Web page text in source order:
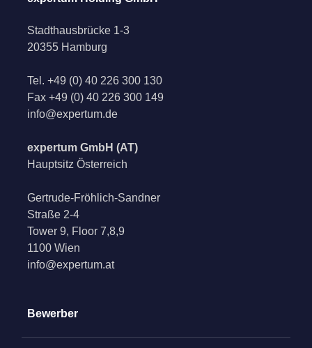
Stadthausbrücke 1-3
20355 Hamburg
Tel. +49 (0) 40 226 300 130
Fax +49 (0) 40 226 300 149
info@expertum.de
expertum GmbH (AT)
Hauptsitz Österreich
Gertrude-Fröhlich-Sandner
Straße 2-4
Tower 9, Floor 7,8,9
1100 Wien
info@expertum.at
Bewerber